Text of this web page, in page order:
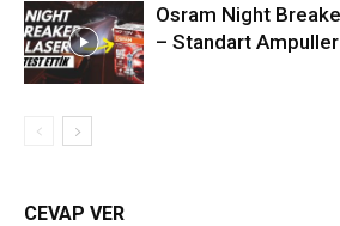
Osram Night
– Standart
CEVAP VER